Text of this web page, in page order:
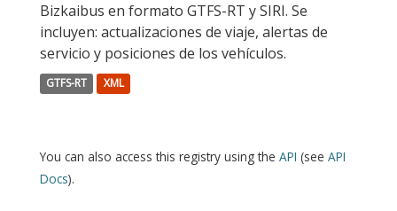
Bizkaibus en formato GTFS-RT y SIRI. Se
incluyen: actualizaciones de viaje, alertas de
servicio y posiciones de los vehículos.
GTFS-RT XML
You can also access this registry using the API (see API
Docs).